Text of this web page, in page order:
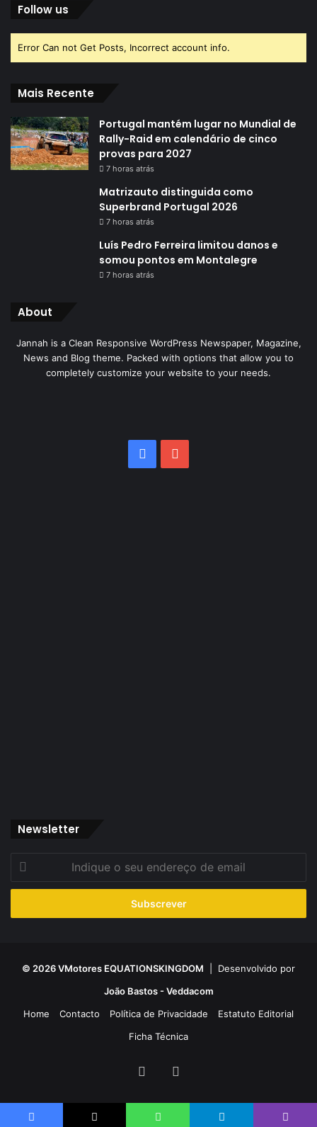
Follow us
Error Can not Get Posts, Incorrect account info.
Mais Recente
Portugal mantém lugar no Mundial de
Rally-Raid em calendário de cinco
provas para 2027
7 horas atrás
Matrizauto distinguida como
Superbrand Portugal 2026
7 horas atrás
Luís Pedro Ferreira limitou danos e
somou pontos em Montalegre
7 horas atrás
About
Jannah is a Clean Responsive WordPress Newspaper, Magazine,
News and Blog theme. Packed with options that allow you to
completely customize your website to your needs.
Facebook
Newsletter
seu
de
© 2026 VMotores EQUATIONSKINGDOM | Desenvolvido por
João Bastos - Veddacom
Home
Contacto Política de Privacidade
Estatuto Editorial
Ficha Técnica
Facebook